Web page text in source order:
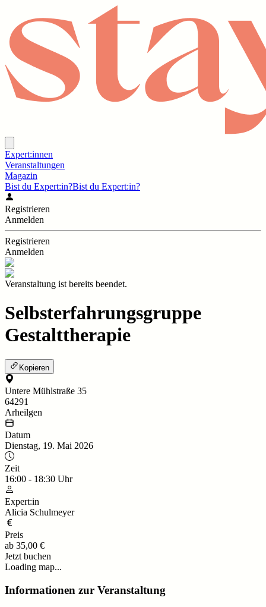
Expert:innen
Veranstaltungen
Magazin
Bist du Expert:in?Bist du Expert:in?
Registrieren
Anmelden
Registrieren
Anmelden
Veranstaltung ist bereits beendet.
Selbsterfahrungsgruppe
Gestalttherapie
Kopieren
Untere Mühlstraße 35
64291
Arheilgen
Datum
Dienstag, 19. Mai 2026
Zeit
16:00 - 18:30 Uhr
Expert:in
Alicia Schulmeyer
Preis
ab 35,00 €
Jetzt buchen
Loading map...
Informationen zur Veranstaltung